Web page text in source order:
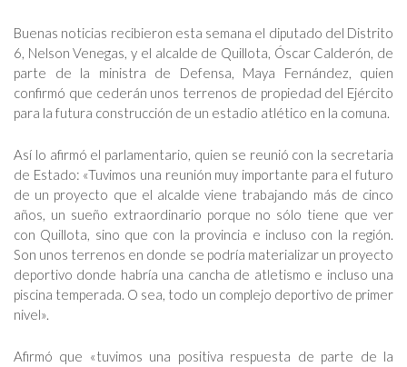
Buenas noticias recibieron esta semana el diputado del Distrito
6, Nelson Venegas, y el alcalde de Quillota, Óscar Calderón, de
parte de la ministra de Defensa, Maya Fernández, quien
confirmó que cederán unos terrenos de propiedad del Ejército
para la futura construcción de un estadio atlético en la comuna.
Así lo afirmó el parlamentario, quien se reunió con la secretaria
de Estado: «Tuvimos una reunión muy importante para el futuro
de un proyecto que el alcalde viene trabajando más de cinco
años, un sueño extraordinario porque no sólo tiene que ver
con Quillota, sino que con la provincia e incluso con la región.
Son unos terrenos en donde se podría materializar un proyecto
deportivo donde habría una cancha de atletismo e incluso una
piscina temperada. O sea, todo un complejo deportivo de primer
nivel».
Afirmó que «tuvimos una positiva respuesta de parte de la